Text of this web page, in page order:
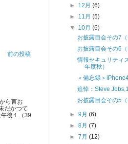
前の投稿
ら言お
だかつて
後１（39
► 12月(6)
► 11月(5)
▼ 10月(6)
お披露目会その7（
お披露目会その6（
情報セキュリティ
年度秋）
＜備忘録＞
追悼：Steve
お披露目会その5（
►9月(6)
►8月(7)
►7月(12)